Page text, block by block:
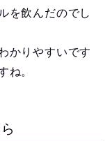
を飲んだのでし
かりやすいです
ね。